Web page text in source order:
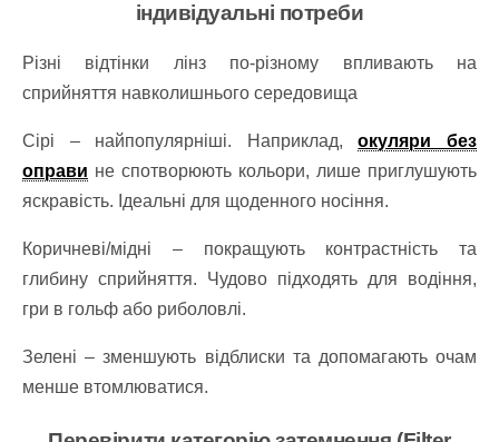
індивідуальні потреби
Різні відтінки лінз по-різному впливають на
сприйняття навколишнього середовища
Сірі – найпопулярніші. Наприклад,окуляри без
оправи не спотворюють кольори, лише приглушують
яскравість. Ідеальні для щоденного носіння.
Коричневі/мідні – покращують контрастність та
глибину сприйняття. Чудово підходять для водіння,
гри в гольф або риболовлі.
Зелені – зменшують відблиски та допомагають очам
менше втомлюватися.